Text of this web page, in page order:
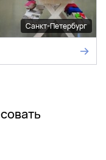
Санкт-Петербург